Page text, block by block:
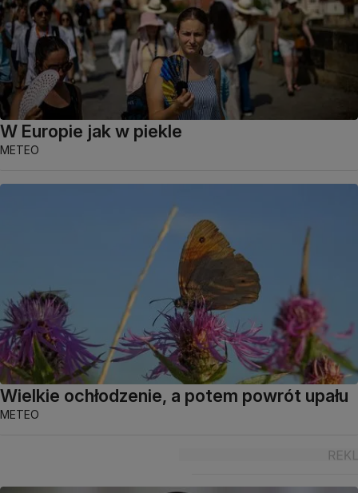
W Europie jak w piekle
METEO
Wielkie ochłodzenie, a potem powrót upału
METEO